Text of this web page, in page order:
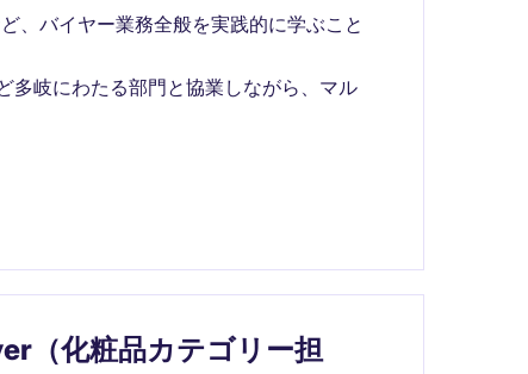
、バイヤー業務全般を実践的に学ぶこと
多岐にわたる部門と協業しながら、マル
（化粧品カテゴリー担